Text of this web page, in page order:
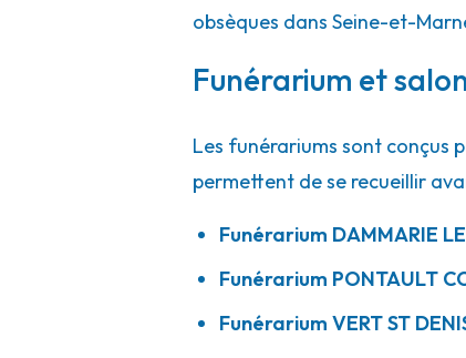
obsèques dans Seine-et-
Funérarium et
Les funérariums sont conçus
permettent de se recueillir
Funérarium DAMMARIE
Funérarium PONTAULT
Funérarium VERT ST